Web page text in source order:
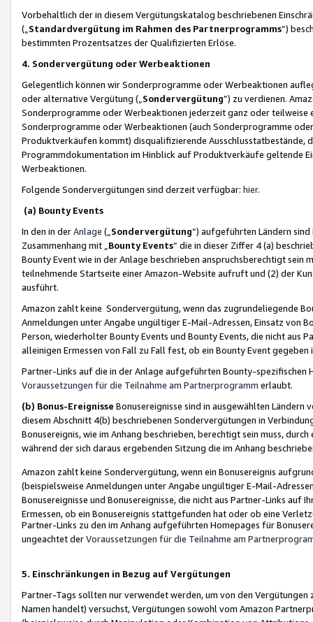
Vorbehaltlich der in diesem Vergütungskatalog beschriebenen
(„ Standardvergütung im Rahmen des Partnerprogramms“)
bestimmten Prozentsatzes der Qualifizierten Erlöse.
4. Sondervergütung oder Werbeaktionen
Gelegentlich können wir Sonderprogramme oder Werbeaktionen
oder alternative Vergütung („ Sondervergütung”) zu verdienen.
Sonderprogramme oder Werbeaktionen jederzeit ganz oder
Sonderprogramme oder Werbeaktionen (auch Sonderprogramme
Produktverkäufen kommt) disqualifizierende Ausschlusstatbestände,
Programmdokumentation im Hinblick auf Produktverkäufe geltende
Werbeaktionen.
Folgende Sondervergütungen sind derzeit verfügbar: hier.
(a) Bounty Events
In den in derAnlage („ Sondervergütung“) aufgeführten Ländern
Zusammenhang mit „ Bounty Events“ die in dieser Ziffer 4 (a)
Bounty Event wie in der Anlage beschrieben anspruchsberechtigt sein
teilnehmende Startseite einer Amazon-Website aufruft und (2) der
ausführt.
Amazon zahlt keine Sondervergütung, wenn das zugrundeliegende
Anmeldungen unter Angabe ungültiger E-Mail-Adressen, Einsatz von
Person, wiederholter Bounty Events und Bounty Events, die nicht
alleinigen Ermessen von Fall zu Fall fest, ob ein Bounty Event
Partner-Links auf die in der Anlage aufgeführten Bounty-spezifischen
Voraussetzungen für die Teilnahme am Partnerprogramm erlaubt.
(b) Bonus-Ereignisse Bonusereignisse sind in ausgewählten Ländern
diesem Abschnitt 4(b) beschriebenen Sondervergütungen in
Bonusereignis, wie im Anhang beschrieben, berechtigt sein muss,
während der sich daraus ergebenden Sitzung die im Anhang
Amazon zahlt keine Sondervergütung, wenn ein Bonusereignis
(beispielsweise Anmeldungen unter Angabe ungültiger E-Mail-
Bonusereignisse und Bonusereignisse, die nicht aus Partner-Links auf
Ermessen, ob ein Bonusereignis stattgefunden hat oder ob eine
Partner-Links zu den im Anhang aufgeführten Homepages für
ungeachtet derVoraussetzungen für die Teilnahme am
5. Einschränkungen in Bezug auf Vergütungen
Partner-Tags sollten nur verwendet werden, um von den
Namen handelt) versuchst, Vergütungen sowohl vom Amazon